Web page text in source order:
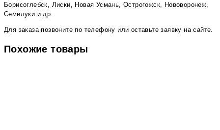
Борисоглебск, Лиски, Новая Усмань, Острогожск, Нововоронеж,
Семилуки и др.
Для заказа позвоните по телефону или оставьте заявку на сайте.
Похожие товары